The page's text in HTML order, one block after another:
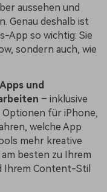
aussehen und
Genau deshalb ist
App so wichtig: Sie
sondern auch, wie
und
– inklusive
für iPhone,
welche App
mehr kreative
besten zu Ihrem
Ihrem Content-Stil